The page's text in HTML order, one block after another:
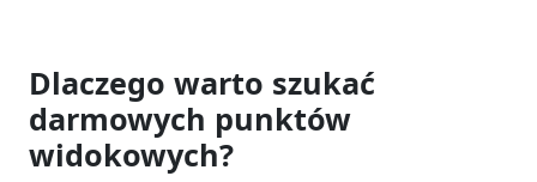
Dlaczego warto szukać
darmowych punktów
widokowych?